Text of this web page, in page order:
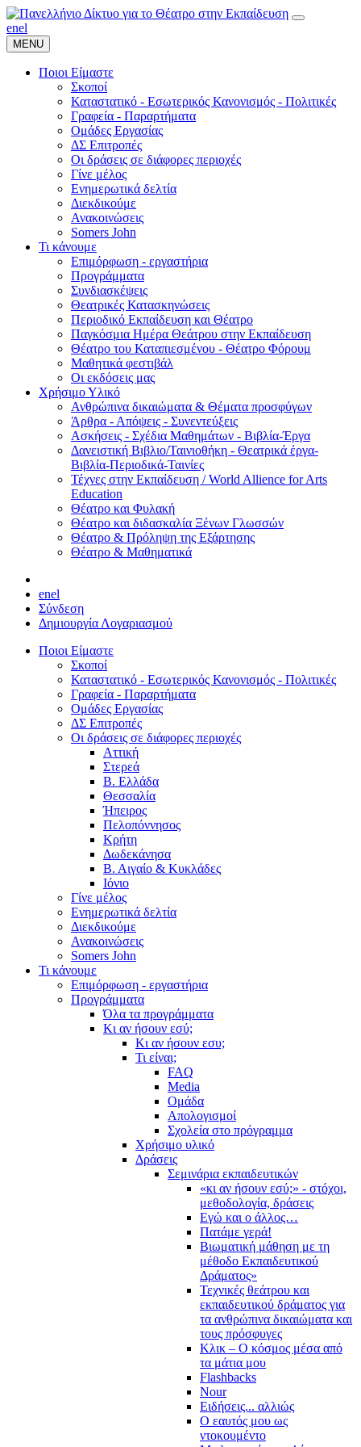
enel
MENU
Ποιοι Είμαστε
Σκοποί
Καταστατικό - Εσωτερικός Κανονισμός - Πολιτικές
Γραφεία - Παραρτήματα
Ομάδες Εργασίας
ΔΣ Επιτροπές
Οι δράσεις σε διάφορες περιοχές
Γίνε μέλος
Ενημερωτικά δελτία
Διεκδικούμε
Ανακοινώσεις
Somers John
Τι κάνουμε
Επιμόρφωση - εργαστήρια
Προγράμματα
Συνδιασκέψεις
Θεατρικές Κατασκηνώσεις
Περιοδικό Εκπαίδευση και Θέατρο
Παγκόσμια Ημέρα Θεάτρου στην Εκπαίδευση
Θέατρο του Καταπιεσμένου - Θέατρο Φόρουμ
Μαθητικά φεστιβάλ
Οι εκδόσεις μας
Χρήσιμο Υλικό
Ανθρώπινα δικαιώματα & Θέματα προσφύγων
Άρθρα - Απόψεις - Συνεντεύξεις
Ασκήσεις - Σχέδια Μαθημάτων - Βιβλία-Έργα
Δανειστική Βιβλιο/Ταινιοθήκη - Θεατρικά έργα-
Βιβλία-Περιοδικά-Ταινίες
Τέχνες στην Εκπαίδευση / World Allience for Arts
Education
Θέατρο και Φυλακή
Θέατρο και διδασκαλία Ξένων Γλωσσών
Θέατρο & Πρόληψη της Εξάρτησης
Θέατρο & Μαθηματικά
enel
Σύνδεση
Δημιουργία Λογαριασμού
Ποιοι Είμαστε
Σκοποί
Καταστατικό - Εσωτερικός Κανονισμός - Πολιτικές
Γραφεία - Παραρτήματα
Ομάδες Εργασίας
ΔΣ Επιτροπές
Οι δράσεις σε διάφορες περιοχές
Αττική
Στερεά
Β. Ελλάδα
Θεσσαλία
Ήπειρος
Πελοπόννησος
Κρήτη
Δωδεκάνησα
Β. Αιγαίο & Κυκλάδες
Ιόνιο
Γίνε μέλος
Ενημερωτικά δελτία
Διεκδικούμε
Ανακοινώσεις
Somers John
Τι κάνουμε
Επιμόρφωση - εργαστήρια
Προγράμματα
Όλα τα προγράμματα
Κι αν ήσουν εσύ;
Κι αν ήσουν εσυ;
Τι είναι;
FAQ
Media
Ομάδα
Απολογισμοί
Σχολεία στο πρόγραμμα
Χρήσιμο υλικό
Δράσεις
Σεμινάρια εκπαιδευτικών
«κι αν ήσουν εσύ;» - στόχοι,
μεθοδολογία, δράσεις
Εγώ και ο άλλος…
Πατάμε γερά!
Βιωματική μάθηση με τη
μέθοδο Εκπαιδευτικού
Δράματος»
Τεχνικές θεάτρου και
εκπαιδευτικού δράματος για
τα ανθρώπινα δικαιώματα και
τους πρόσφυγες
Κλικ – Ο κόσμος μέσα από
τα μάτια μου
Flashbacks
Nour
Ειδήσεις... αλλιώς
Ο εαυτός μου ως
ντοκουμέντο